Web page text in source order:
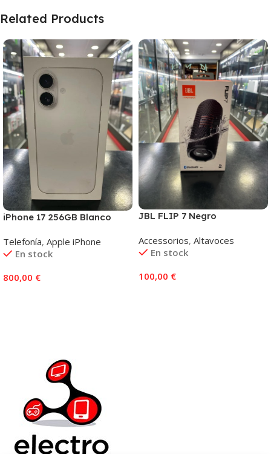
Related Products
iPhone 17 256GB Blanco
Telefonía, Apple iPhone
En stock
800,00 €
JBL FLIP 7 Negro
Accessorios, Altavoces
En stock
100,00 €